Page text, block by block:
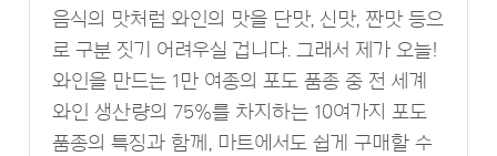
음식의 맛처럼 와인의 맛을 단맛, 신맛, 짠맛 등으
로 구분 짓기 어려우실 겁니다. 그래서 제가 오늘!
와인을 만드는 1만 여종의 포도 품종 중 전 세계
와인 생산량의 75%를 차지하는 10여가지 포도
품종의 특징과 함께, 마트에서도 쉽게 구매할 수